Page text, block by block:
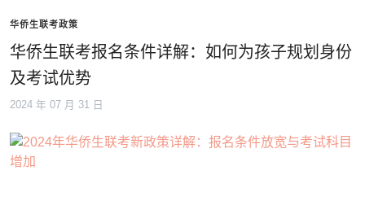
华侨生联考政策
华侨生联考报名条件详解：如何为孩子规划身份
及考试优势
2024 年 07 月 31 日